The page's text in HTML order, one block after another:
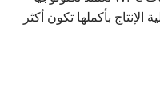
بأكملها تكون أكثر